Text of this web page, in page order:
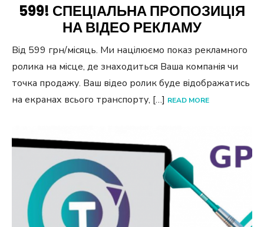
599! СПЕЦІАЛЬНА ПРОПОЗИЦІЯ
НА ВІДЕО РЕКЛАМУ
Від 599 грн/місяць. Ми націлюємо показ рекламного
ролика на місце, де знаходиться Ваша компанія чи
точка продажу. Ваш відео ролик буде відображатись
на екранах всього транспорту, […] READ MORE